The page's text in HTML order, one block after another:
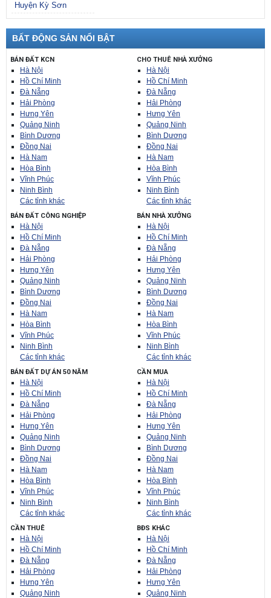
Huyện Kỳ Sơn
BẤT ĐỘNG SẢN NỔI BẬT
BÁN ĐẤT KCN
Hà Nội
Hồ Chí Minh
Đà Nẵng
Hải Phòng
Hưng Yên
Quảng Ninh
Bình Dương
Đồng Nai
Hà Nam
Hòa Bình
Vĩnh Phúc
Ninh Bình
Các tỉnh khác
CHO THUÊ NHÀ XƯỞNG
Hà Nội
Hồ Chí Minh
Đà Nẵng
Hải Phòng
Hưng Yên
Quảng Ninh
Bình Dương
Đồng Nai
Hà Nam
Hòa Bình
Vĩnh Phúc
Ninh Bình
Các tỉnh khác
BÁN ĐẤT CÔNG NGHIỆP
Hà Nội
Hồ Chí Minh
Đà Nẵng
Hải Phòng
Hưng Yên
Quảng Ninh
Bình Dương
Đồng Nai
Hà Nam
Hòa Bình
Vĩnh Phúc
Ninh Bình
Các tỉnh khác
BÁN NHÀ XƯỞNG
Hà Nội
Hồ Chí Minh
Đà Nẵng
Hải Phòng
Hưng Yên
Quảng Ninh
Bình Dương
Đồng Nai
Hà Nam
Hòa Bình
Vĩnh Phúc
Ninh Bình
Các tỉnh khác
BÁN ĐẤT DỰ ÁN 50 NĂM
Hà Nội
Hồ Chí Minh
Đà Nẵng
Hải Phòng
Hưng Yên
Quảng Ninh
Bình Dương
Đồng Nai
Hà Nam
Hòa Bình
Vĩnh Phúc
Ninh Bình
Các tỉnh khác
CẦN MUA
Hà Nội
Hồ Chí Minh
Đà Nẵng
Hải Phòng
Hưng Yên
Quảng Ninh
Bình Dương
Đồng Nai
Hà Nam
Hòa Bình
Vĩnh Phúc
Ninh Bình
Các tỉnh khác
CẦN THUÊ
Hà Nội
Hồ Chí Minh
Đà Nẵng
Hải Phòng
Hưng Yên
Quảng Ninh
BĐS KHÁC
Hà Nội
Hồ Chí Minh
Đà Nẵng
Hải Phòng
Hưng Yên
Quảng Ninh